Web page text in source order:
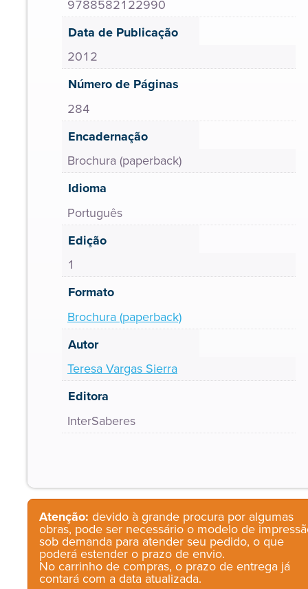
9788582122990
Data de Publicação
2012
Número de Páginas
284
Encadernação
Brochura (paperback)
Idioma
Português
Edição
1
Formato
Brochura (paperback)
Autor
Teresa Vargas Sierra
Editora
InterSaberes
Atenção: devido à grande procura por algumas
obras, pode ser necessário o modelo de
sob demanda para atender seu pedido, o que
poderá estender o prazo de envio.
No carrinho de compras, o prazo de entrega já
contará com a data atualizada.